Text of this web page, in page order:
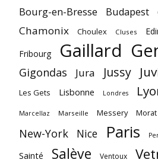
Bourg-en-Bresse Budapest
Chamonix Choulex Cluses
Fribourg Gaillard
Gigondas Jura Jussy
Les Gets Lisbonne Londres
Marcellaz Marseille Messery Morat
New-York Nice Paris
Sainté Salève Ventoux